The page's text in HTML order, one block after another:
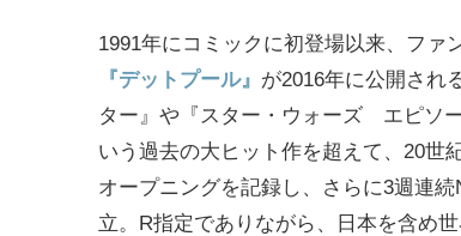
1991年にコミックに初登場以来、ファ
『デットプール』 が2016年に公開され
ター』や『スター・ウォーズ エピソ
いう過去の大ヒット作を超えて、20世
オープニングを記録し、さらに3週連
立。R指定でありながら、日本を含め世